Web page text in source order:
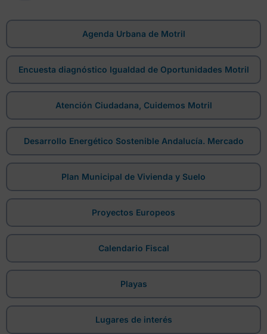
Agenda Urbana de Motril
Encuesta diagnóstico Igualdad de Oportunidades Motril
Atención Ciudadana, Cuidemos Motril
Desarrollo Energético Sostenible Andalucía. Mercado
Plan Municipal de Vivienda y Suelo
Proyectos Europeos
Calendario Fiscal
Playas
Lugares de interés